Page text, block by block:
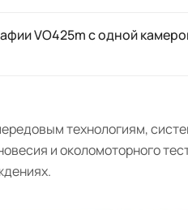
VO425m с одной
технологиям,
и околомоторного